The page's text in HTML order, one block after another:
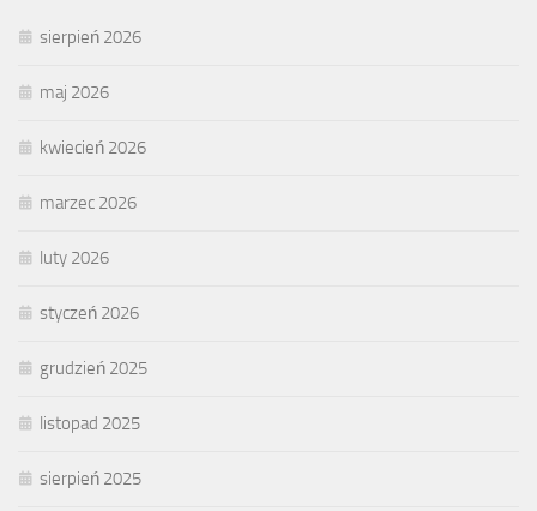
sierpień 2026
maj 2026
kwiecień 2026
marzec 2026
luty 2026
styczeń 2026
grudzień 2025
listopad 2025
sierpień 2025